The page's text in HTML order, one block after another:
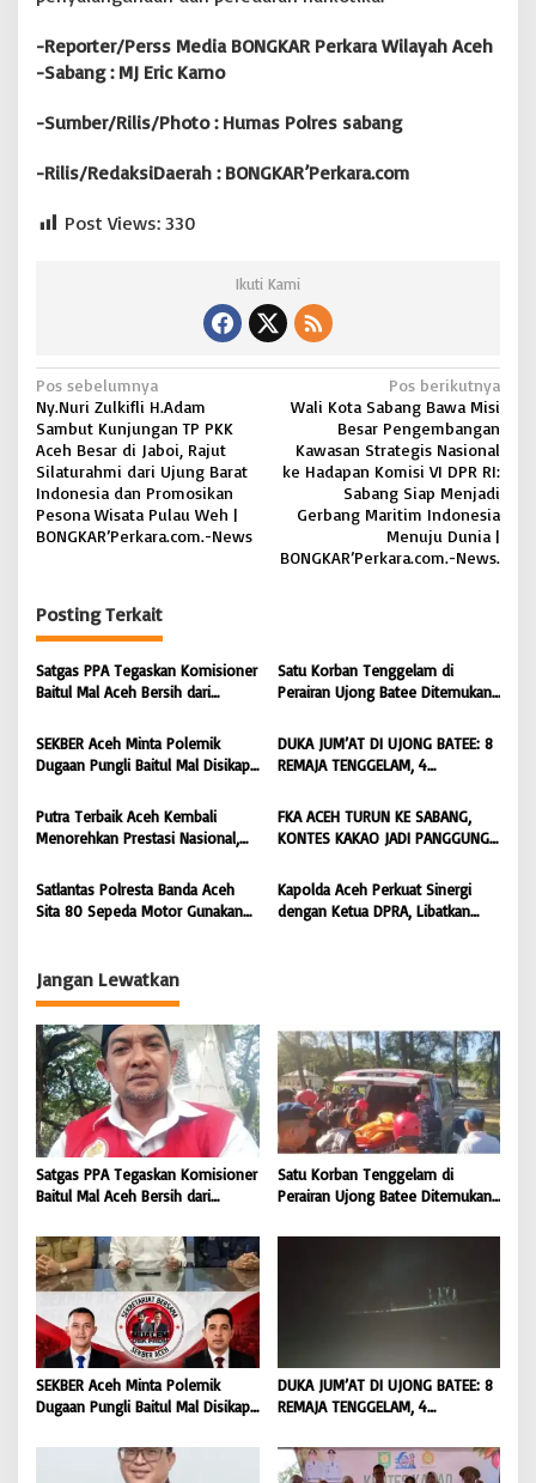
-Reporter/Perss Media BONGKAR Perkara Wilayah Aceh
-Sabang : MJ Eric Karno
-Sumber/Rilis/Photo : Humas Polres sabang
-Rilis/RedaksiDaerah : BONGKAR’Perkara.com
Post Views: 330
Ikuti Kami
N
a
v
i
g
i
p
o
Pos sebelumnya
Ny.Nuri Zulkifli H.Adam
Sambut Kunjungan TP PKK
Aceh Besar di Jaboi, Rajut
Silaturahmi dari Ujung Barat
Indonesia dan Promosikan
Pesona Wisata Pulau Weh |
BONGKAR’Perkara.com.-News
Pos berikutnya
Wali Kota Sabang Bawa Misi
Besar Pengembangan
Kawasan Strategis Nasional
ke Hadapan Komisi VI DPR RI:
Sabang Siap Menjadi
Gerbang Maritim Indonesia
Menuju Dunia |
BONGKAR’Perkara.com.-News.
Posting Terkait
Satgas PPA Tegaskan Komisioner
Baitul Mal Aceh Bersih dari
Masyarakat Diminta Hentikan
Penyebaran Hoaks | BONGKAR
‘Perkara.com
Satu Korban Tenggelam di
Perairan Ujong Batee Ditemukan,
Pencarian Satu Korban Lain |
BONGKAR ‘Perkara.com
SEKBER Aceh Minta Polemik
Dugaan Pungli Baitul Mal Disikapi
Hukum terhadap Oknum |
BONGKAR ‘Perkara.com
DUKA JUM’AT DI UJONG BATEE: 8
REMAJA TENGGELAM, 4
DICARI | BONGKAR ‘Perkara.com
Putra Terbaik Aceh Kembali
Menorehkan Prestasi Nasional,
Dipromosikan Menjadi
Koordinator JAM Pidum
Kejaksaan Agung RI |
FKA ACEH TURUN KE SABANG,
KONTES KAKAO JADI PANGGUNG
| BONGKAR ‘Perkara.com
Satlantas Polresta Banda Aceh
Sita 80 Sepeda Motor Gunakan
Kapolda Aceh Perkuat Sinergi
dengan Ketua DPRA, Libatkan
Jangan Lewatkan
Satgas PPA Tegaskan Komisioner
Baitul Mal Aceh Bersih dari
Masyarakat Diminta Hentikan
Penyebaran Hoaks | BONGKAR
‘Perkara.com
Satu Korban Tenggelam di
Perairan Ujong Batee Ditemukan,
Pencarian Satu Korban Lain |
SEKBER Aceh Minta Polemik
Dugaan Pungli Baitul Mal Disikapi
Hukum terhadap Oknum |
BONGKAR ‘Perkara.com
DUKA JUM’AT DI UJONG BATEE: 8
REMAJA TENGGELAM, 4
DICARI | BONGKAR ‘Perkara.com